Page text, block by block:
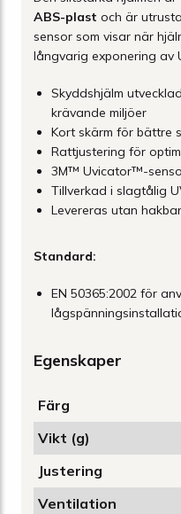
ABS-plast och är
sensor som visar när
långvarig exponering av
Skyddshjälm
krävande miljöer
Kort skärm för bättre
Rattjustering för
3M™ Uvicator™-
Tillverkad i slagtålig
Levereras utan
Standard:
EN 50365:2002 för
Egenskaper
Färg
Vikt (g)
Justering
Ventilation